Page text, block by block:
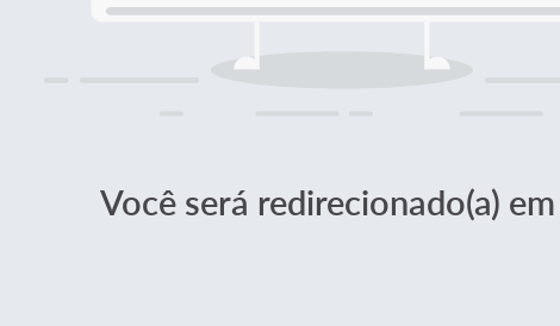
Você será redirecionado(a) em